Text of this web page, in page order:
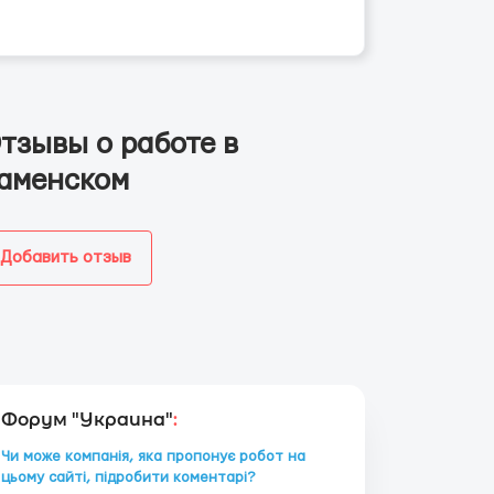
о работе в
Добавить отзыв
Форум "Украина":
Чи може компанія, яка пропонує робот на
цьому сайті, підробити коментарі?